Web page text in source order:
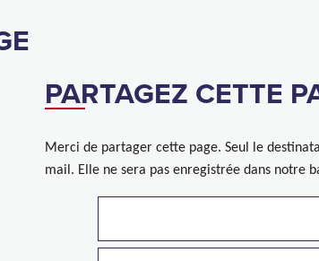
PARTAGEZ CETTE
Merci de partager cette page. Seul le
mail. Elle ne sera pas enregistrée dans notre